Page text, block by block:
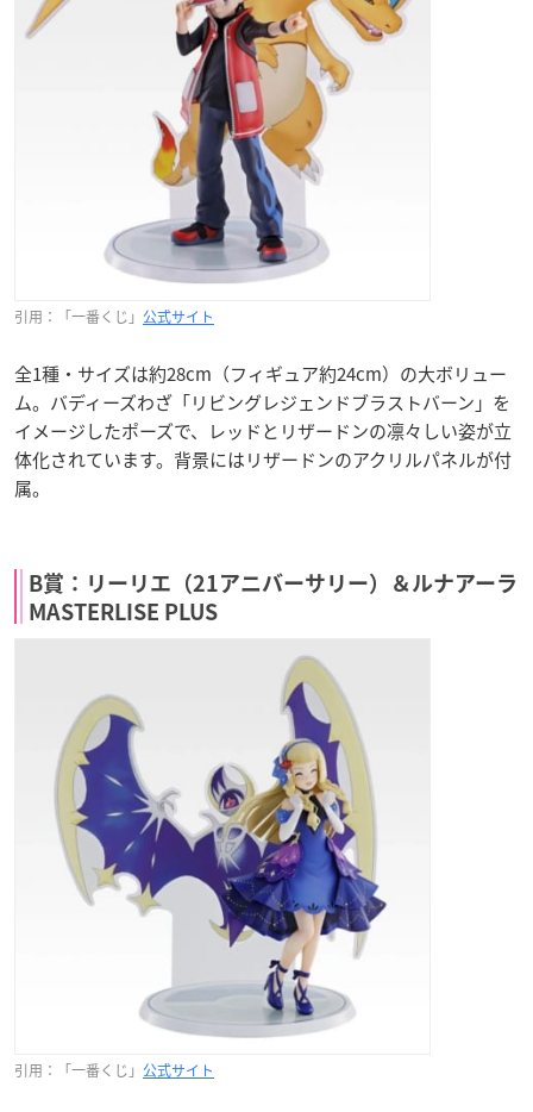
引用：「一番くじ」 公式サイト
全1種・サイズは約28cm（フィギュア約24cm）の大ボリュー
ム。バディーズわざ「リビングレジェンドブラストバーン」を
イメージしたポーズで、レッドとリザードンの凛々しい姿が立
体化されています。背景にはリザードンのアクリルパネルが付
属。
B賞：リーリエ（21アニバーサリー）＆ルナアーラ
MASTERLISE PLUS
引用：「一番くじ」 公式サイト